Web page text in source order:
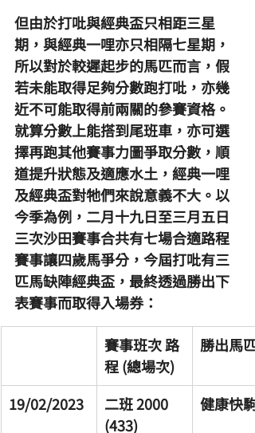
但由於打吡與經典盃只相距三星
期，與經典一哩亦只相隔七星期，
所以對於較遲起步的馬匹而言，假
若未能取得足夠分數跑打吡，亦幾
近不可能取得前兩關的參賽資格。
就算分數上能搭到尾班車，亦可選
擇再跑其他賽事力圖爭取分數，順
道提升狀態及適應水土，經典一哩
及經典盃對牠們來說意義不大。以
今季為例，二月十九日至三月五日
三次沙田賽事合共有七場合適路程
賽事讓四歲馬爭分，今屆打吡有三
匹馬缺陣經典盃，最終透過勝出下
表賽事而取得入場券：
賽事班次 路
程 (總場次)
勝出馬匹
19/02/2023
二班 2000
(433)
健康快駒